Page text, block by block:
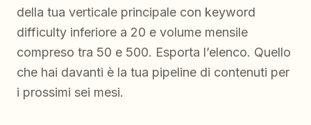
della tua verticale principale con keyword
difficulty inferiore a 20 e volume mensile
compreso tra 50 e 500. Esporta l’elenco. Quello
che hai davanti è la tua pipeline di contenuti per
i prossimi sei mesi.